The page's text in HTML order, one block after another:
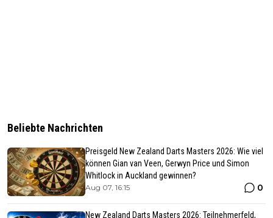
Beliebte Nachrichten
Preisgeld New Zealand Darts Masters 2026: Wie viel
können Gian van Veen, Gerwyn Price und Simon
Whitlock in Auckland gewinnen?
Aug 07, 16:15 0
New Zealand Darts Masters 2026: Teilnehmerfeld,